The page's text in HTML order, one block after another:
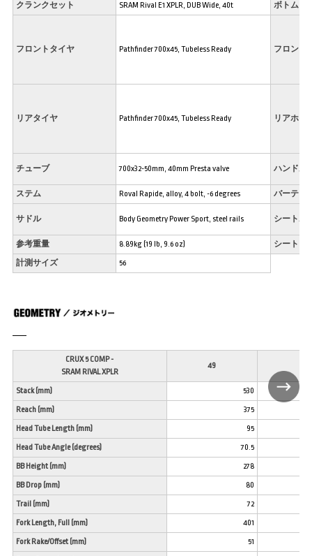
クランクセット SRAM Rival E1 XPLR, DUB Wide, 40t ボトムブ
フロントタイヤ Pathfinder 700x45, Tubeless Ready フロント
リアタイヤ Pathfinder 700x45, Tubeless Ready リアホイ
チューブ 700x32-50mm, 40mm Presta valve ハンドル
ステム Roval Rapide, alloy, 4 bolt, -6 degrees バーテー
サドル Body Geometry Power Sport, steel rails シートポ
参考重量 8.89kg (19 lb, 9.6 oz) シートク
計測サイズ 56
CRUX 5 COMP -
SRAM RIVAL XPLR
49
Stack (mm) 530
Reach (mm) 375
Head Tube Length (mm) 95
Head Tube Angle (degrees) 70.5
BB Height (mm) 278
BB Drop (mm) 80
Trail (mm) 72
Fork Length, Full (mm) 401
Fork Rake/Offset (mm) 51